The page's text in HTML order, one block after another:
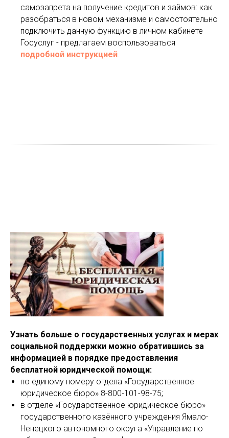
самозапрета на получение кредитов и займов: как
разобраться в новом механизме и самостоятельно
подключить данную функцию в личном кабинете
Госуслуг - предлагаем воспользоваться
подробной инструкцией.
Узнать больше о государственных услугах и мерах
социальной поддержки можно обратившись за
информацией в порядке предоставления
бесплатной юридической помощи:
по единому номеру отдела «Государственное
юридическое бюро» 8-800-101-98-75;
в отделе «Государственное юридическое бюро»
государственного казённого учреждения Ямало-
Ненецкого автономного округа «Управление по